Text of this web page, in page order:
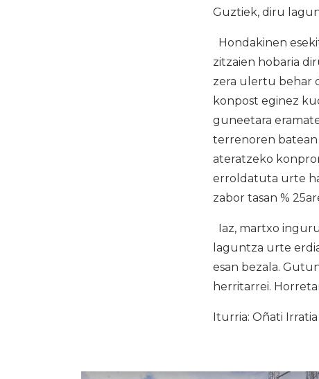
Guztiek, diru
Hondakinen
zitzaien hobaria
zera ulertu behar
konpost eginez
guneetara
terrenoren batean
ateratzeko
erroldatuta urte
zabor tasan %
Iaz, martxo
laguntza urte
esan bezala.
herritarrei.
Iturria: Oñati Irratia